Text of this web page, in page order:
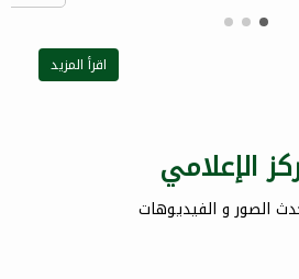
اقرأ المزيد
الإعلامي
الصور و الفيديوهات